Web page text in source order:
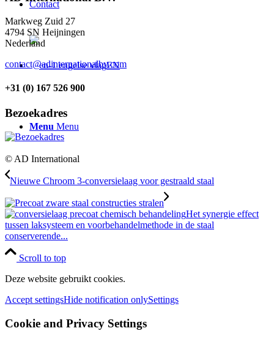
Contact
EN
Menu Menu
Markweg Zuid 27
4794 SN Heijningen
Nederland
contact@adinternationalbv.com
+31 (0) 167 526 900
Bezoekadres
© AD International
Nieuwe Chroom 3-conversielaag voor gestraald staal
Het synergie effect
tussen laksysteem en voorbehandelmethode in de staal
conserverende...
Scroll to top
Deze website gebruikt cookies.
Accept settingsHide notification onlySettings
Cookie and Privacy Settings